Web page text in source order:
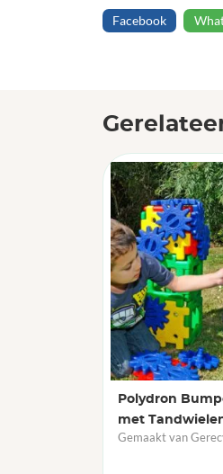
Facebook
Polydron
met
Gemaakt van